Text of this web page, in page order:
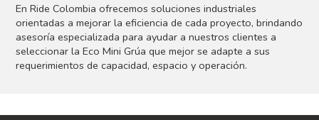
En Ride Colombia ofrecemos soluciones industriales
orientadas a mejorar la eficiencia de cada proyecto, brindando
asesoría especializada para ayudar a nuestros clientes a
seleccionar la Eco Mini Grúa que mejor se adapte a sus
requerimientos de capacidad, espacio y operación.